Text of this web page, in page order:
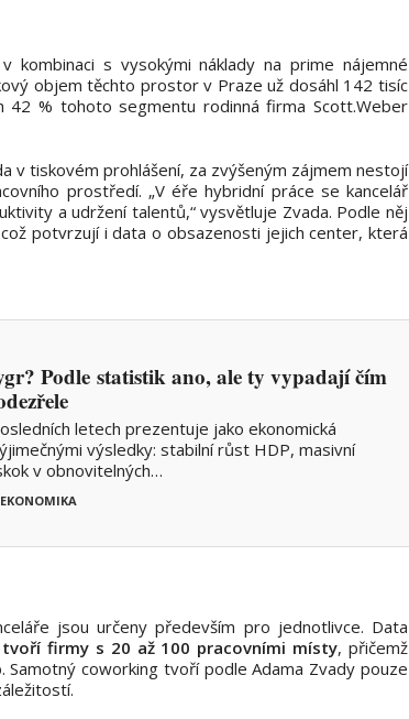
kombinaci s vysokými náklady na prime nájemné
objem těchto prostor v Praze už dosáhl 142 tisíc
42 % tohoto segmentu rodinná firma Scott.Weber
v tiskovém prohlášení, za zvýšeným zájmem nestojí
prostředí. „V éře hybridní práce se kancelář
a udržení talentů,“ vysvětluje Zvada. Podle něj
potvrzují i data o obsazenosti jejich center, která
Podle statistik ano, ale ty vypadají čím
letech prezentuje jako ekonomická
výsledky: stabilní růst HDP, masivní
v obnovitelných…
EKONOMIKA
jsou určeny především pro jednotlivce. Data
firmy s 20 až 100 pracovními místy, přičemž
coworking tvoří podle Adama Zvady pouze